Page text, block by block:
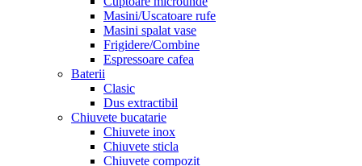
Masini/Uscatoare rufe
Masini spalat vase
Frigidere/Combine
Espressoare cafea
Baterii
Clasic
Dus extractibil
Chiuvete bucatarie
Chiuvete inox
Chiuvete sticla
Chiuvete compozit